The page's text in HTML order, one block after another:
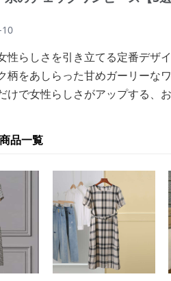
性らしさを引き立てる定番デザイ
柄をあしらった甘めガーリーな
けで女性らしさがアップする、
品一覧